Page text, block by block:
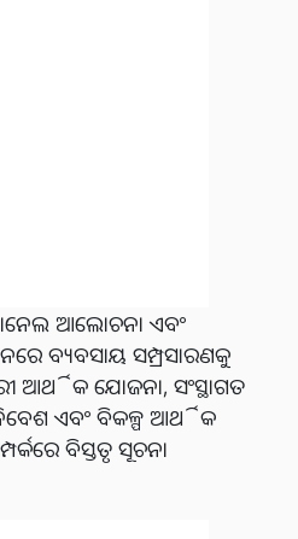
ଆଲୋଚନା ଏବଂ
ବ୍ୟବସାୟ ସମ୍ପ୍ରସାରଣକୁ
ଆର୍ଥିକ ଯୋଜନା, ସଂସ୍ଥାଗତ
ଏବଂ ବିକଳ୍ପ ଆର୍ଥିକ
ବିସ୍ତୃତ ସୂଚନା